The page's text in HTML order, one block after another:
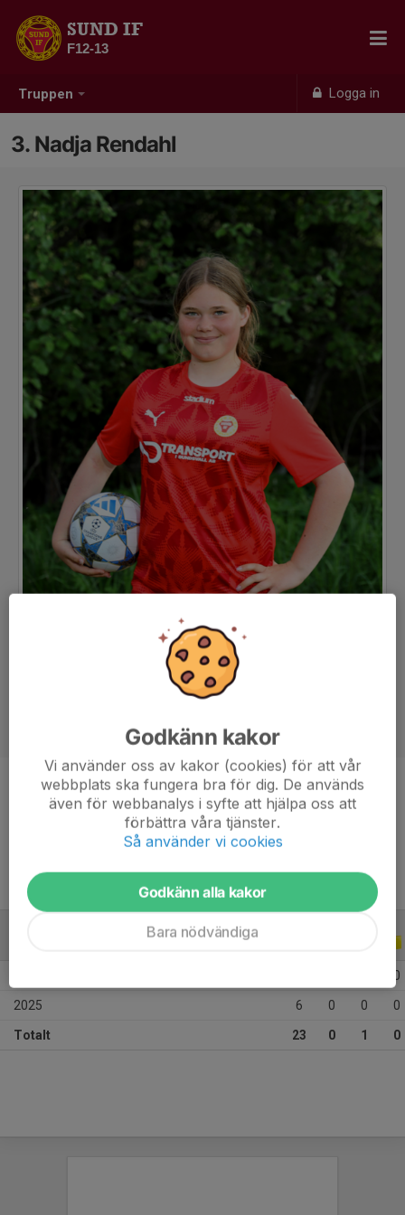
Truppen Logga in
SUND IF
F12-13
3. Nadja Rendahl
Position
Back
12 år
0
2025 6 0 0 0
Totalt 23 0 1 0
Godkänn kakor
Vi använder oss av kakor (cookies) för att vår
webbplats ska fungera bra för dig. De används
även för webbanalys i syfte att hjälpa oss att
förbättra våra tjänster.
Så använder vi cookies
Godkänn alla kakor
Bara nödvändiga